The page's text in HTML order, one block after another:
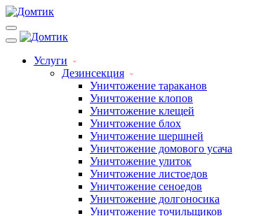
Услуги
Дезинсекция
Уничтожение тараканов
Уничтожение клопов
Уничтожение клещей
Уничтожение блох
Уничтожение шершней
Уничтожение домового усача
Уничтожение улиток
Уничтожение листоедов
Уничтожение сеноедов
Уничтожение долгоносика
Уничтожение точильщиков